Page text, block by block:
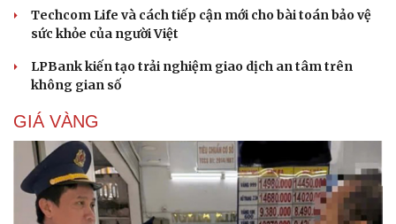
Techcom Life và cách tiếp cận mới cho bài toán bảo vệ
sức khỏe của người Việt
LPBank kiến tạo trải nghiệm giao dịch an tâm trên
không gian số
GIÁ VÀNG